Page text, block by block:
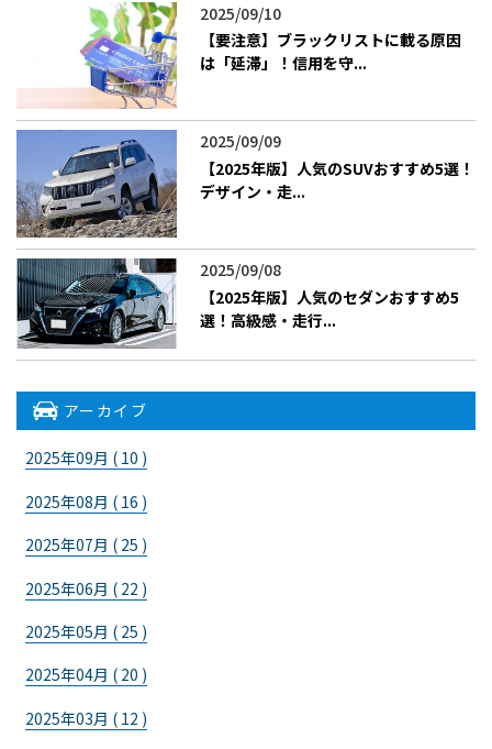
2025/09/10
【要注意】ブラックリストに載る原因
は「延滞」！信用を守...
2025/09/09
【2025年版】人気のSUVおすすめ5選！
デザイン・走...
2025/09/08
【2025年版】人気のセダンおすすめ5
選！高級感・走行...
アーカイブ
2025年09月 ( 10 )
2025年08月 ( 16 )
2025年07月 ( 25 )
2025年06月 ( 22 )
2025年05月 ( 25 )
2025年04月 ( 20 )
2025年03月 ( 12 )